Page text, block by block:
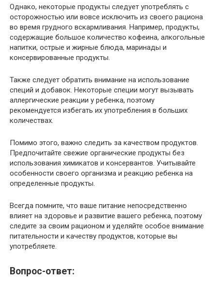
Однако, некоторые продукты следует употреблять с
осторожностью или вовсе исключить из своего рациона
во время грудного вскармливания. Например, продукты,
содержащие большое количество кофеина, алкогольные
напитки, острые и жирные блюда, маринады и
консервированные продукты.
Также следует обратить внимание на использование
специй и добавок. Некоторые специи могут вызывать
аллергические реакции у ребенка, поэтому
рекомендуется избегать их употребления в больших
количествах.
Помимо этого, важно следить за качеством продуктов.
Предпочитайте свежие органические продукты без
использования химикатов и консервантов. Учитывайте
особенности своего организма и реакцию ребенка на
определенные продукты.
Всегда помните, что ваше питание непосредственно
влияет на здоровье и развитие вашего ребенка, поэтому
следите за своим рационом и уделяйте особое внимание
питательности и качеству продуктов, которые вы
употребляете.
Вопрос-ответ: